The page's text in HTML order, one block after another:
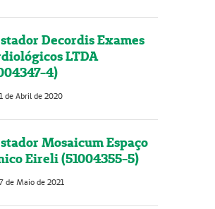
Decordis Exames
LTDA
4)
de Abril de 2020
Mosaicum Espaço
Eireli (51004355-5)
de Maio de 2021